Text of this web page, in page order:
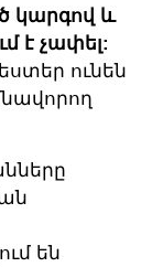
կարգով և
է չափել:
ունեն
են